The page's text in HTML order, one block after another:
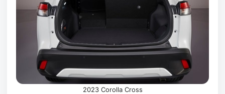
2023 Corolla Cross